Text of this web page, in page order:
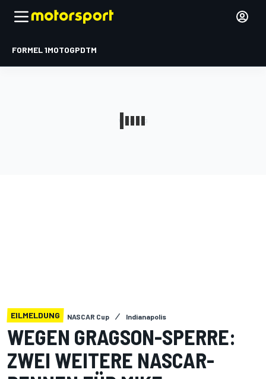
FORMEL 1MOTOGPDTM
EILMELDUNG NASCAR Cup Indianapolis
WEGEN GRAGSON-SPERRE:
ZWEI WEITERE NASCAR-